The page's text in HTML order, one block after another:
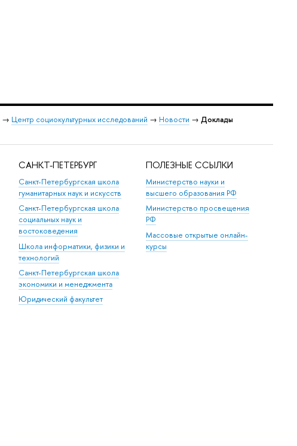
→ Центр социокультурных исследований → Новости → Доклады
САНКТ-ПЕТЕРБУРГ
Санкт-Петербургская школа
гуманитарных наук и искусств
Санкт-Петербургская школа
социальных наук и
востоковедения
Школа информатики, физики и
технологий
Санкт-Петербургская школа
экономики и менеджмента
Юридический факультет
ПОЛЕЗНЫЕ ССЫЛКИ
Министерство науки и
высшего образования РФ
Министерство просвещения
РФ
Массовые открытые онлайн-
курсы